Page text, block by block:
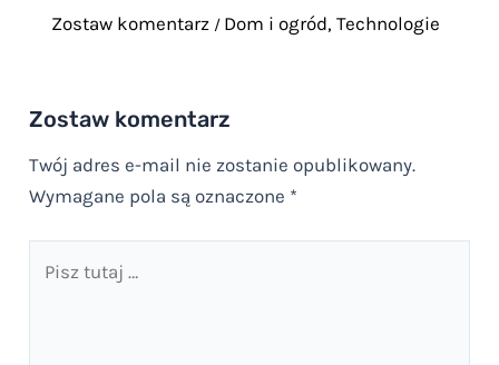
Zostaw komentarz / Dom i ogród, Technologie
Zostaw komentarz
Twój adres e-mail nie zostanie opublikowany.
Wymagane pola są oznaczone *
tutaj